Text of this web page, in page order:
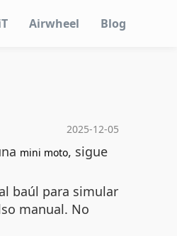
Airwheel Blog
2025-12-05
mini moto, sigue
baúl para simular
manual. No